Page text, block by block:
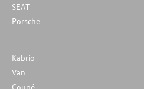
SEAT
Porsche
Kabrio
Van
Coupé